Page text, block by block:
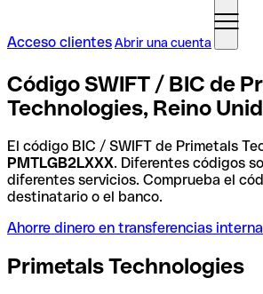
Acceso clientesAbrir una cuenta
Código SWIFT / BIC de
Technologies, Reino
El código BIC / SWIFT de Primetals
PMTLGB2LXXX. Diferentes códigos
diferentes servicios. Comprueba el
destinatario o el banco.
Ahorre dinero en transferencias
Primetals Technologies